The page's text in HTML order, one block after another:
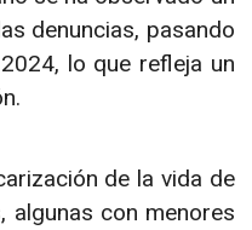
denuncias, pasando
lo que refleja un
de la vida de
algunas con menores